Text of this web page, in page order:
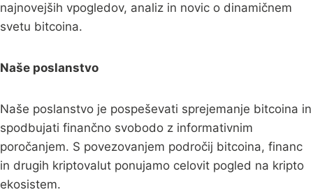
najnovejših vpogledov, analiz in novic o dinamičnem
svetu bitcoina.
Naše poslanstvo
Naše poslanstvo je pospeševati sprejemanje bitcoina in
spodbujati finančno svobodo z informativnim
poročanjem. S povezovanjem področij bitcoina, financ
in drugih kriptovalut ponujamo celovit pogled na kripto
ekosistem.